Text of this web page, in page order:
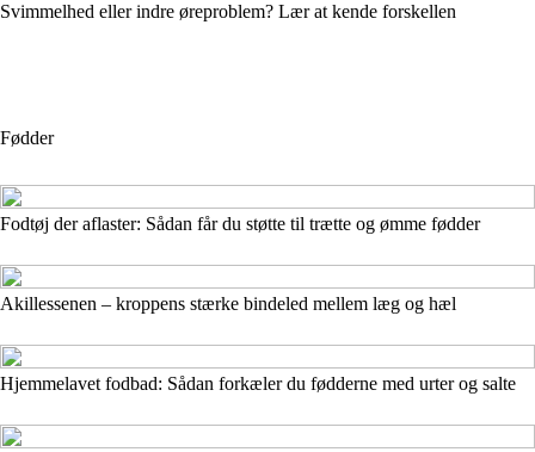
Svimmelhed eller indre øreproblem? Lær at kende forskellen
Fødder
Fodtøj der aflaster: Sådan får du støtte til trætte og ømme fødder
Akillessenen – kroppens stærke bindeled mellem læg og hæl
Hjemmelavet fodbad: Sådan forkæler du fødderne med urter og salte